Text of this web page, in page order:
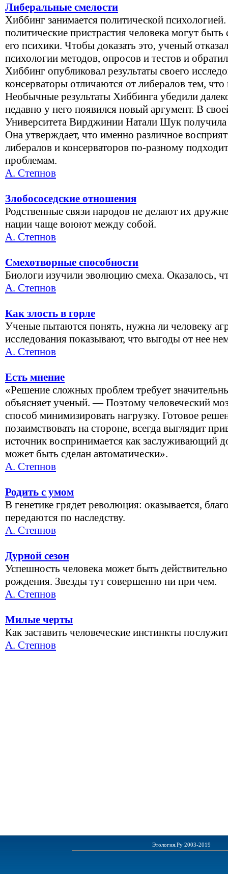
Либеральные смелости
Хиббинг занимается политической
политические пристрастия человека могут
его психики. Чтобы доказать это, ученый
психологии методов, опросов и тестов и
Хиббинг опубликовал результаты своего
консерваторы отличаются от либералов тем,
Необычные результаты Хиббинга убедили
недавно у него появился новый аргумент. В
Университета Вирджинии Натали Шук получила
Она утверждает, что именно различное
либералов и консерваторов по-разному
проблемам.
А. Степнов
Злобососедские отношения
Родственные связи народов не делают их
нации чаще воюют между собой.
А. Степнов
Смехотворные способности
Биологи изучили эволюцию смеха. Оказалось,
А. Степнов
Как злость в горле
Ученые пытаются понять, нужна ли человеку
исследования показывают, что выгоды от нее
А. Степнов
Есть мнение
«Решение сложных проблем требует
объясняет ученый. — Поэтому человеческий
способ минимизировать нагрузку. Готовое
позаимствовать на стороне, всегда выглядит
источник воспринимается как заслуживающий
может быть сделан автоматически».
А. Степнов
Родить с умом
В генетике грядет революция: оказывается,
передаются по наследству.
А. Степнов
Дурной сезон
Успешность человека может быть
рождения. Звезды тут совершенно ни при чем.
А. Степнов
Милые черты
Как заставить человеческие инстинкты
А. Степнов
Этология.Ру 2003-2019